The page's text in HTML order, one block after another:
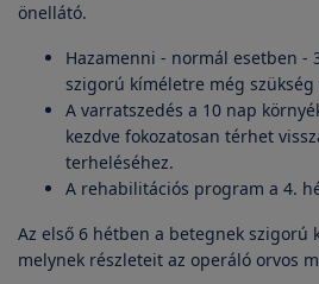
önellátó.
Hazamenni - normál esetben -
szigorú kíméletre még szükség
A varratszedés a 10 nap
kezdve fokozatosan térhet
terheléséhez.
A rehabilitációs program a 4.
Az első 6 hétben a betegnek szigorú
melynek részleteit az operáló orvos